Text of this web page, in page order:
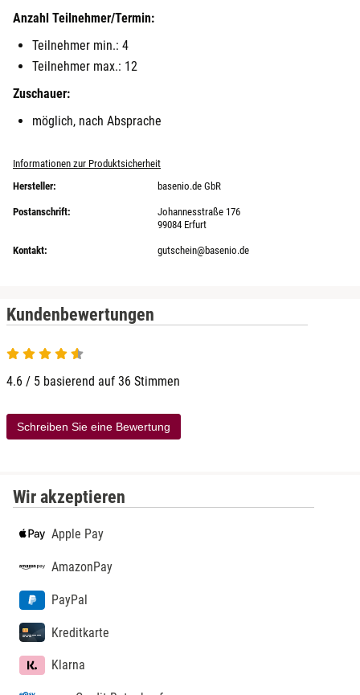
Anzahl Teilnehmer/Termin:
Teilnehmer min.: 4
Teilnehmer max.: 12
Zuschauer:
möglich, nach Absprache
Informationen zur Produktsicherheit
Hersteller:
basenio.de GbR
Postanschrift:
Johannesstraße 176
99084 Erfurt
Kontakt: gutschein@basenio.de
Kundenbewertungen
4.6 / 5 basierend auf 36 Stimmen
Schreiben Sie eine Bewertung
Wir akzeptieren
Apple Pay
AmazonPay
PayPal
Kreditkarte
Klarna